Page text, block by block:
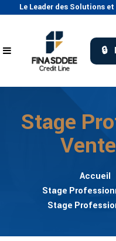
Le Leader des Solutions
Stage
Accueil
Stage
Stage